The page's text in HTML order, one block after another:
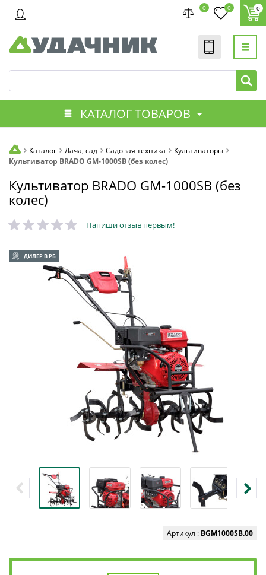
0 0 0
КАТАЛОГ ТОВАРОВ
Каталог Дача, сад Садовая техника
Культиваторы
Культиватор BRADO GM-1000SB (без колес)
Культиватор BRADO GM-1000SB (без
колес)
Напиши отзыв первым!
ДИЛЕР В РБ
Артикул : BGM1000SB.00